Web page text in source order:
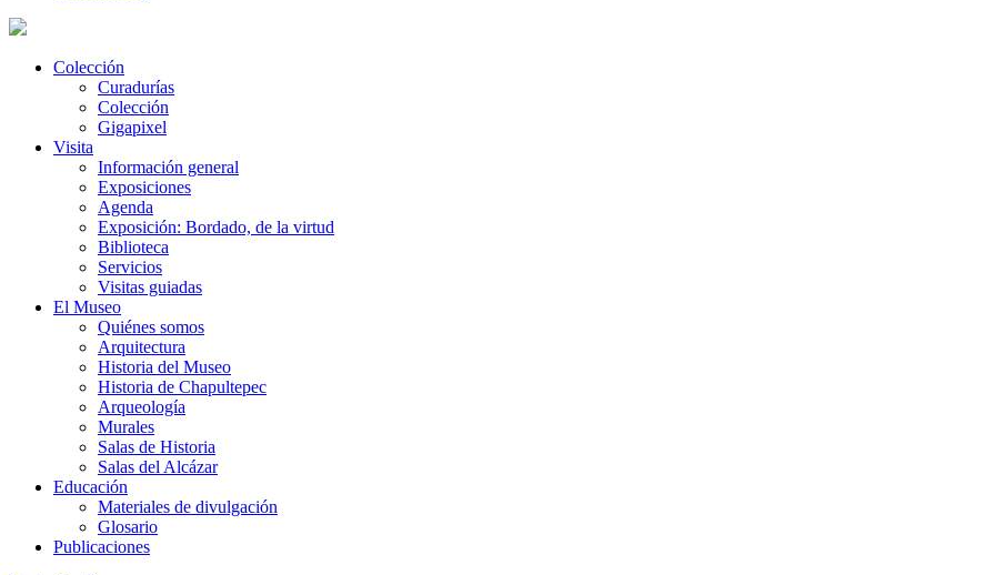
Colección
Curadurías
Colección
Gigapixel
Visita
Información general
Exposiciones
Agenda
Exposición: Bordado, de la virtud
Biblioteca
Servicios
Visitas guiadas
El Museo
Quiénes somos
Arquitectura
Historia del Museo
Historia de Chapultepec
Arqueología
Murales
Salas de Historia
Salas del Alcázar
Educación
Materiales de divulgación
Glosario
Publicaciones